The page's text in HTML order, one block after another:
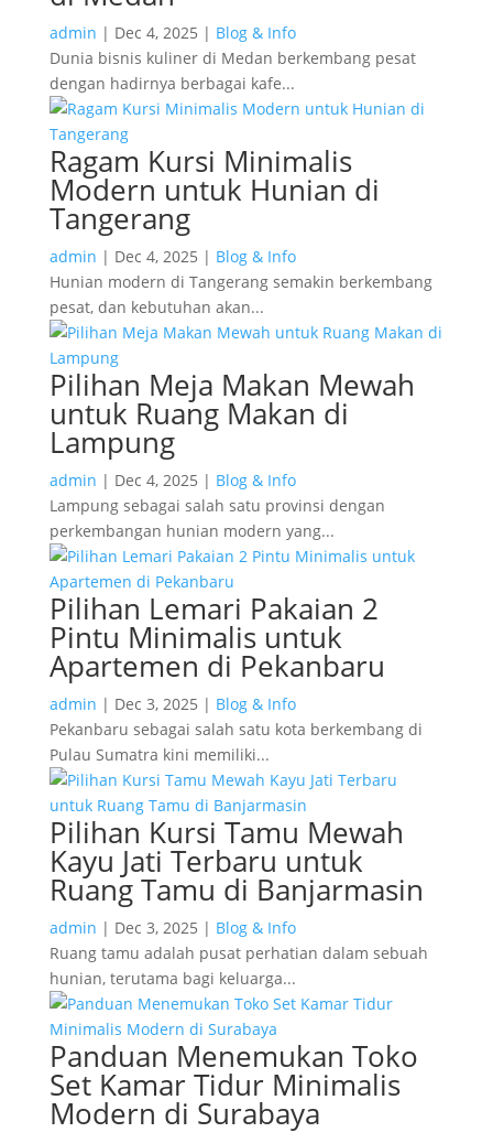
admin | Dec 4, 2025 | Blog & Info
Dunia bisnis kuliner di Medan berkembang pesat
dengan hadirnya berbagai kafe...
Ragam Kursi Minimalis
Modern untuk Hunian di
Tangerang
admin | Dec 4, 2025 | Blog & Info
Hunian modern di Tangerang semakin berkembang
pesat, dan kebutuhan akan...
Pilihan Meja Makan Mewah
untuk Ruang Makan di
Lampung
admin | Dec 4, 2025 | Blog & Info
Lampung sebagai salah satu provinsi dengan
perkembangan hunian modern yang...
Pilihan Lemari Pakaian 2
Pintu Minimalis untuk
Apartemen di Pekanbaru
admin | Dec 3, 2025 | Blog & Info
Pekanbaru sebagai salah satu kota berkembang di
Pulau Sumatra kini memiliki...
Pilihan Kursi Tamu Mewah
Kayu Jati Terbaru untuk
Ruang Tamu di Banjarmasin
admin | Dec 3, 2025 | Blog & Info
Ruang tamu adalah pusat perhatian dalam sebuah
hunian, terutama bagi keluarga...
Panduan Menemukan Toko
Set Kamar Tidur Minimalis
Modern di Surabaya